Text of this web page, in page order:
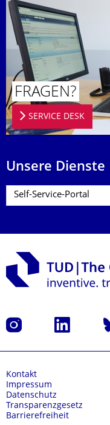
FRAGEN?
SERVICE DESK
Unsere Dienste
Instagram LinkedIn
Kontakt
Impressum
Datenschutz
Transparenzgesetz
Barrierefreiheit